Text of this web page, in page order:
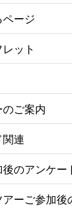
ページ
ット
ご案内
関連
のアンケー
ーご参加後